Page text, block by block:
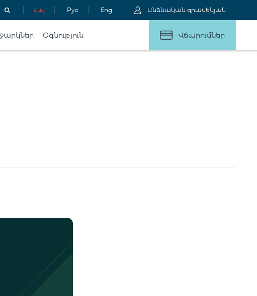
Հայ Рус Eng Անձնական գրասենյակ
Օգնություն Վճարումներ